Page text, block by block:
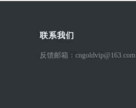
联系我们
反馈邮箱：cngoldvip@163.com